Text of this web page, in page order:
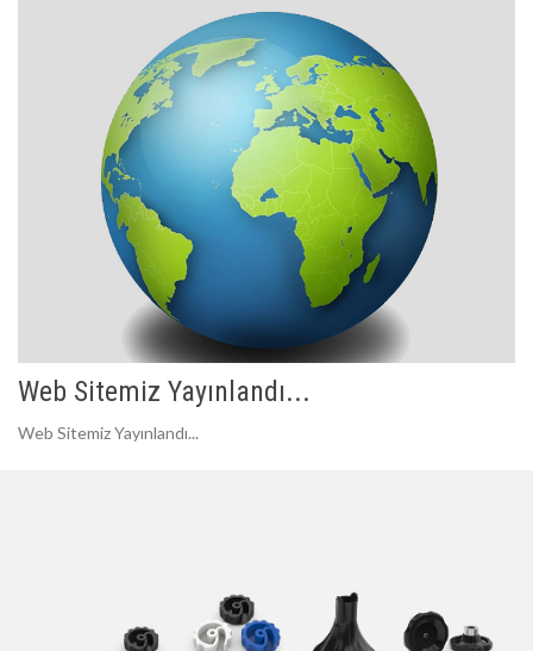
Web Sitemiz Yayınlandı...
Web Sitemiz Yayınlandı...